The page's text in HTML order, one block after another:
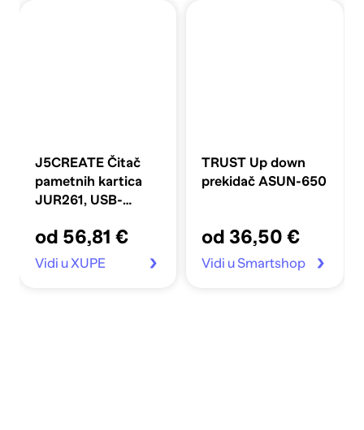
J5CREATE Čitač
pametnih kartica
JUR261, USB-
od 56,81 €
Vidi u XUPE
TRUST Up down
prekidač ASUN-650
od 36,50 €
Vidi u Smartshop